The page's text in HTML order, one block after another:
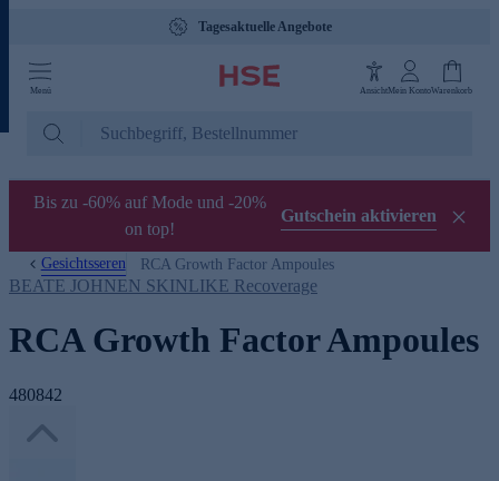
Tagesaktuelle Angebote
Menü AnsichtMein KontoWarenkorb
Bis zu -60% auf Mode und -20%
on top!
Gutschein aktivieren
Gesichtsseren RCA Growth Factor Ampoules
BEATE JOHNEN SKINLIKE Recoverage
RCA Growth Factor Ampoules
480842